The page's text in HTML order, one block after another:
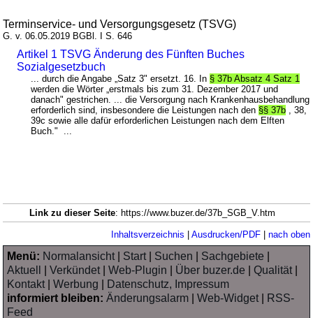
Terminservice- und Versorgungsgesetz (TSVG)
G. v. 06.05.2019 BGBl. I S. 646
Artikel 1 TSVG Änderung des Fünften Buches
Sozialgesetzbuch
... durch die Angabe „Satz 3" ersetzt. 16. In § 37b Absatz 4 Satz 1
werden die Wörter „erstmals bis zum 31. Dezember 2017 und
danach" gestrichen. ... die Versorgung nach Krankenhausbehandlung
erforderlich sind, insbesondere die Leistungen nach den §§ 37b , 38,
39c sowie alle dafür erforderlichen Leistungen nach dem Elften
Buch." ...
Link zu dieser Seite: https://www.buzer.de/37b_SGB_V.htm
Inhaltsverzeichnis Ausdrucken/PDF| nach oben
Menü: Normalansicht| Start| Suchen Sachgebiete
Aktuell
|Verkündet|Web-Plugin Über buzer.de |Qualität|
Kontakt|Werbung
Datenschutz, Impressum
informiert bleiben: Änderungsalarm |Web-Widget|
RSS-
Feed